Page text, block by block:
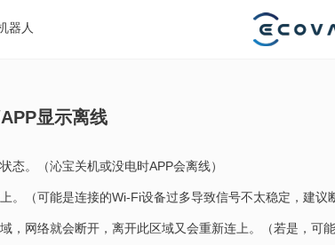
器人
显示离线
态。（沁宝关机或没电时APP会离线）
。（可能是连接的Wi-Fi设备过多导致信号不太稳定，建议
，网络就会断开，离开此区域又会重新连上。（若是，可